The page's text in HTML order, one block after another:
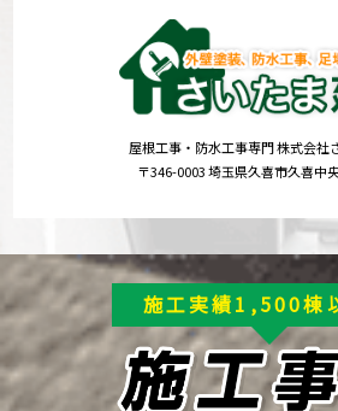
屋根工事・防水工事専門 株式会社
〒346-0003 埼玉県久喜市久喜中
施工実績1,500棟